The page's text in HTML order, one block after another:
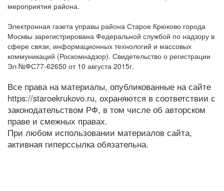
мероприятия района.
Электронная газета управы района Старое Крюково города
Москвы зарегистрирована Федеральной службой по надзору в
сфере связи, информационных технологий и массовых
коммуникаций (Роскомнадзор). Свидетельство о регистрации
Эл №ФС77-62650 от 10 августа 2015г.
Все права на материалы, опубликованные на сайте
https://staroekrukovo.ru, охраняются в соответствии с
законодательством РФ, в том числе об авторском
праве и смежных правах.
При любом использовании материалов сайта,
активная гиперссылка обязательна.